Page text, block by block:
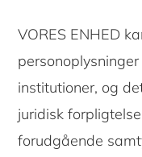
VORES ENHED
institutioner, og
juridisk
forudgående